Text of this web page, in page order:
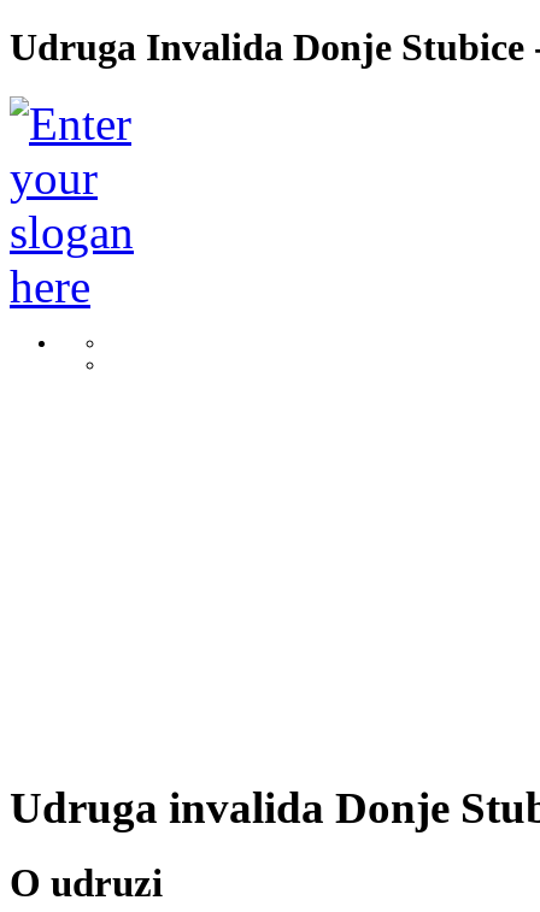
Udruga Invalida Donje Stubice
Udruga invalida Donje
O udruzi